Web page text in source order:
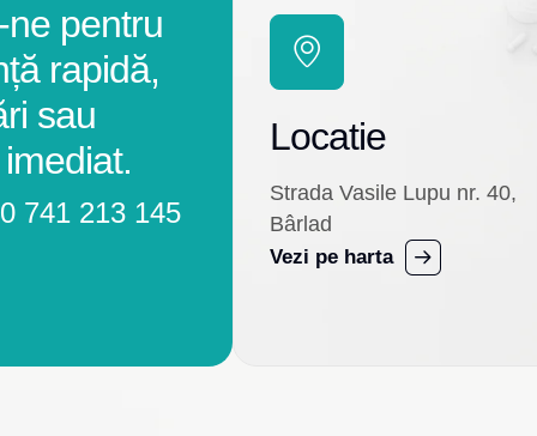
ne pentru
rapidă,
sau
741 213 145
Locatie
Strada Vasile Lupu nr. 40,
Bârlad
Vezi pe harta